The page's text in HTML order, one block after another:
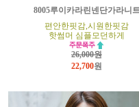
8005루이카라린넨단가라니
편안한핏감,시원한핏감
핫썸머 심플모던하게
26,000원
22,700원